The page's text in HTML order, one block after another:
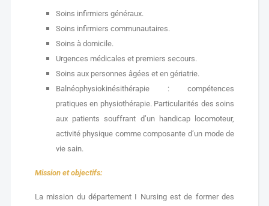
Soins infirmiers généraux.
Soins infirmiers communautaires.
Soins à domicile.
Urgences médicales et premiers secours.
Soins aux personnes âgées et en gériatrie.
Balnéophysiokinésithérapie : compétences
pratiques en physiothérapie. Particularités des soins
aux patients souffrant d’un handicap locomoteur,
activité physique comme composante d’un mode de
vie sain.
Mission et objectifs:
La mission du département I Nursing est de former des